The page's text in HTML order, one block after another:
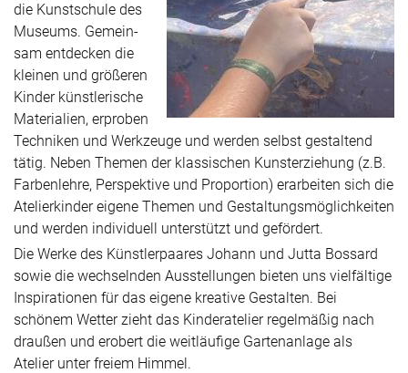
die Kunstschule des
Museums. Gemein­
sam entdecken die
kleinen und größeren
Kinder künstlerische
Materialien, erproben
Techniken und Werkzeuge und werden selbst gestaltend
tätig. Neben Themen der klassischen Kunsterziehung (z.B.
Farbenlehre, Perspektive und Proportion) erarbeiten sich die
Atelierkinder eigene Themen und Gestaltungsmöglichkeiten
und werden individuell unterstützt und gefördert.
Die Werke des Künstlerpaares Johann und Jutta Bossard
sowie die wechselnden Ausstellungen bieten uns vielfältige
Inspirationen für das eigene kreative Gestalten. Bei
schönem Wetter zieht das Kinderatelier regelmäßig nach
draußen und erobert die weitläufige Gartenanlage als
Atelier unter freiem Himmel.